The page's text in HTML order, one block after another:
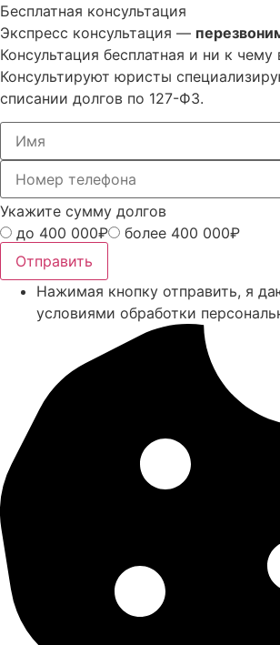
Бесплатная консультация
Экспресс консультация —
Консультация бесплатная и ни к чему
Консультируют юристы
списании долгов по 127-ФЗ.
Укажите сумму долгов
до 400 000₽
более 400 000₽
Отправить
Нажимая кнопку отправить, я
условиями обработки